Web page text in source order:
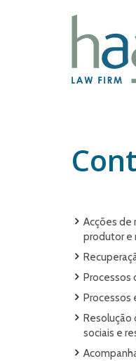
Acções de
produtor e
Processos
Processos
Resolução
sociais e